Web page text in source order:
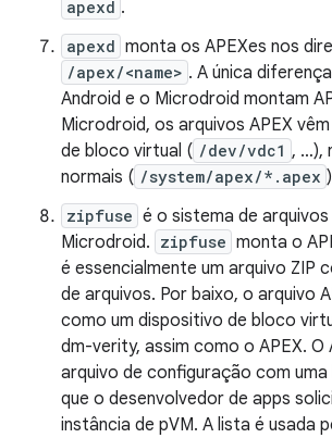
apexd .
apexd monta os APEXes nos
/apex/<name> . A única
Android e o Microdroid montam
Microdroid, os arquivos APEX
de bloco virtual ( /dev/vdc1 , …),
normais ( /system/apex/*.apex
zipfuse é o sistema de arquivos
Microdroid. zipfuse monta o
é essencialmente um arquivo ZIP
de arquivos. Por baixo, o arquivo
como um dispositivo de bloco
dm-verity, assim como o APEX. O
arquivo de configuração com uma
que o desenvolvedor de apps
instância de pVM. A lista é usada